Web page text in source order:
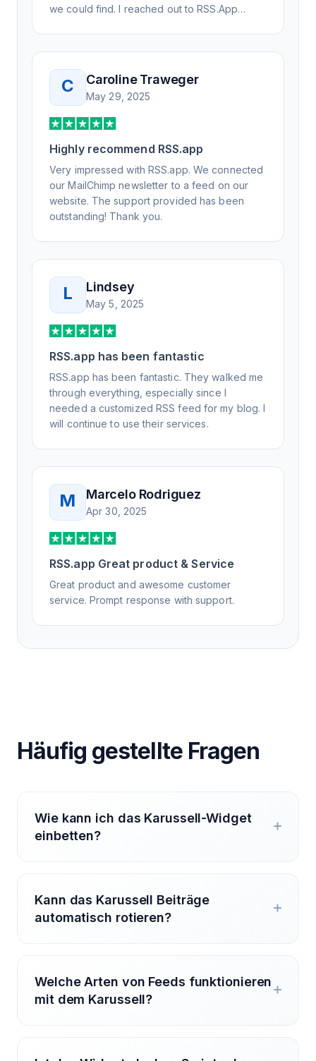
we could find. I reached out to RSS.App
day, but I spoke to someone who was
knowledgeable, kind, and clearly wanted to
understand the issue. It has been a few
weeks, but after many revisions and direct
support, all of my release notes are in a way
that my users understand and find value in.
Honestly, it has been an exceptional
experience, and I will be pushing everyone I
know to RSS.app for their RSS needs.
C Caroline Traweger
May 29, 2025
Highly recommend RSS.app
Very impressed with RSS.app. We connected
our MailChimp newsletter to a feed on our
website. The support provided has been
outstanding! Thank you.
L Lindsey
May 5, 2025
RSS.app has been fantastic
RSS.app has been fantastic. They walked me
through everything, especially since I
needed a customized RSS feed for my blog. I
will continue to use their services.
M Marcelo Rodriguez
Apr 30, 2025
RSS.app Great product & Service
Great product and awesome customer
service. Prompt response with support.
Häufig gestellte Fragen
Wie kann ich das Karussell-Widget
einbetten?
Kann das Karussell Beiträge
automatisch rotieren?
Welche Arten von Feeds funktionieren
mit dem Karussell?